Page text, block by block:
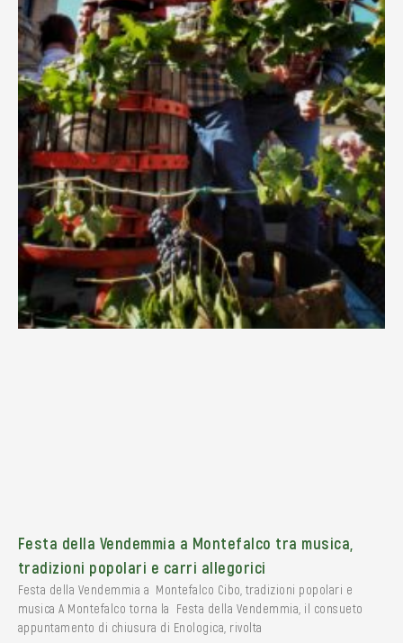
Festa della Vendemmia a Montefalco tra musica,
tradizioni popolari e carri allegorici
Festa della Vendemmia a Montefalco Cibo, tradizioni popolari e
musica A Montefalco torna la Festa della Vendemmia, il consueto
appuntamento di chiusura di Enologica, rivolta